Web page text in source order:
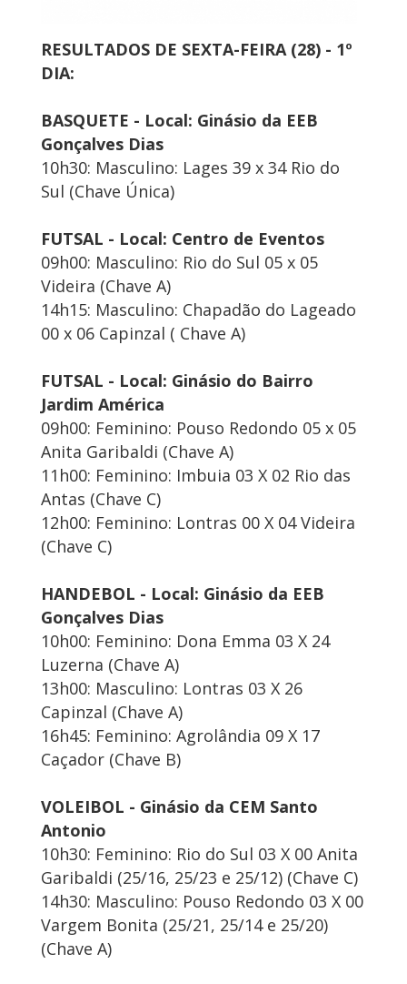
RESULTADOS DE SEXTA-FEIRA (28) - 1º
DIA:
BASQUETE - Local: Ginásio da EEB
Gonçalves Dias
10h30: Masculino: Lages 39 x 34 Rio do
Sul (Chave Única)
FUTSAL - Local: Centro de Eventos
09h00: Masculino: Rio do Sul 05 x 05
Videira (Chave A)
14h15: Masculino: Chapadão do Lageado
00 x 06 Capinzal ( Chave A)
FUTSAL - Local: Ginásio do Bairro
Jardim América
09h00: Feminino: Pouso Redondo 05 x 05
Anita Garibaldi (Chave A)
11h00: Feminino: Imbuia 03 X 02 Rio das
Antas (Chave C)
12h00: Feminino: Lontras 00 X 04 Videira
(Chave C)
HANDEBOL - Local: Ginásio da EEB
Gonçalves Dias
10h00: Feminino: Dona Emma 03 X 24
Luzerna (Chave A)
13h00: Masculino: Lontras 03 X 26
Capinzal (Chave A)
16h45: Feminino: Agrolândia 09 X 17
Caçador (Chave B)
VOLEIBOL - Ginásio da CEM Santo
Antonio
10h30: Feminino: Rio do Sul 03 X 00 Anita
Garibaldi (25/16, 25/23 e 25/12) (Chave C)
14h30: Masculino: Pouso Redondo 03 X 00
Vargem Bonita (25/21, 25/14 e 25/20)
(Chave A)